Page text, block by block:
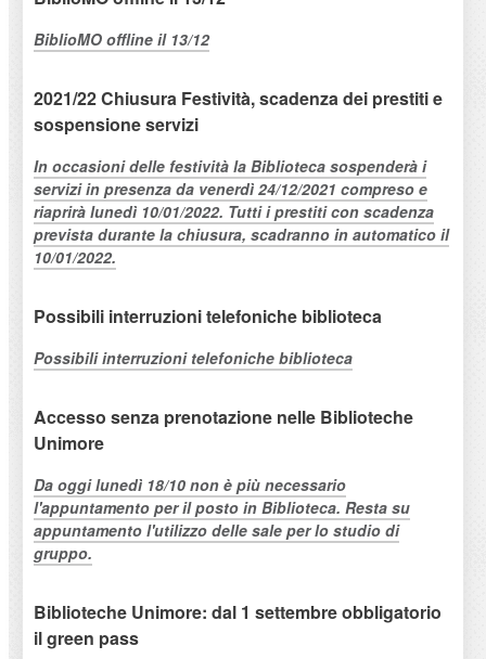
BiblioMO offline il 13/12
2021/22 Chiusura Festività, scadenza dei prestiti e
sospensione servizi
In occasioni delle festività la Biblioteca sospenderà i
servizi in presenza da venerdì 24/12/2021 compreso e
riaprirà lunedì 10/01/2022. Tutti i prestiti con scadenza
prevista durante la chiusura, scadranno in automatico il
10/01/2022.
Possibili interruzioni telefoniche biblioteca
Possibili interruzioni telefoniche biblioteca
Accesso senza prenotazione nelle Biblioteche
Unimore
Da oggi lunedì 18/10 non è più necessario
l'appuntamento per il posto in Biblioteca. Resta su
appuntamento l'utilizzo delle sale per lo studio di
gruppo.
Biblioteche Unimore: dal 1 settembre obbligatorio
il green pass